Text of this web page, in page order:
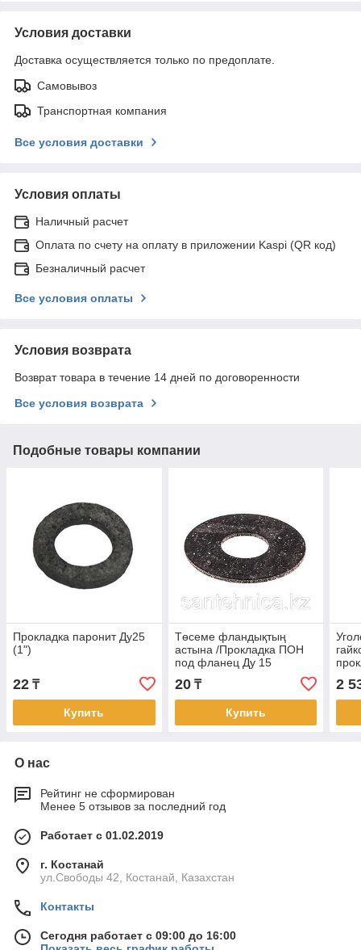
Условия доставки
Доставка осуществляется только по предоплате.
Самовывоз
Транспортная компания
Все условия доставки
Условия оплаты
Наличный расчет
Оплата по счету на оплату в приложении Kaspi (QR код)
Безналичный расчет
Все условия оплаты
Условия возврата
Возврат товара в течение 14 дней по договоренности
Все условия возврата
Подобные товары компании
Прокладка паронит Ду25
(1")
22 ₸
Купить
Төсеме фландықтың
астына /Прокладка ПОН
под фланец Ду 15
20₸
Купить
2
О нас
Рейтинг не сформирован
Менее 5 отзывов за последний год
Работает с 01.02.2019
г. Костанай
ул.Свободы 42, Костанай, Казахстан
Контакты
Сегодня работает с 09:00 до 16:00